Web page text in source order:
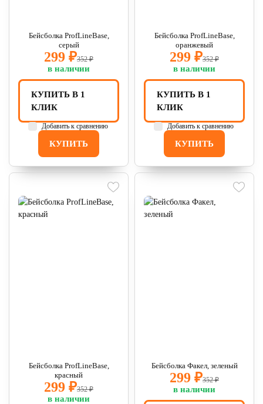
Бейсболка ProfLineBase,
серый
299 ₽352 ₽
в наличии
КУПИТЬ
КУПИТЬ В 1
КЛИК
Добавить к сравнению
Бейсболка ProfLineBase,
оранжевый
299 ₽352 ₽
в наличии
КУПИТЬ
КУПИТЬ В 1
КЛИК
Добавить к сравнению
Бейсболка ProfLineBase,
красный
299 ₽352 ₽
в наличии
Бейсболка Факел, зеленый
299 ₽352 ₽
в наличии